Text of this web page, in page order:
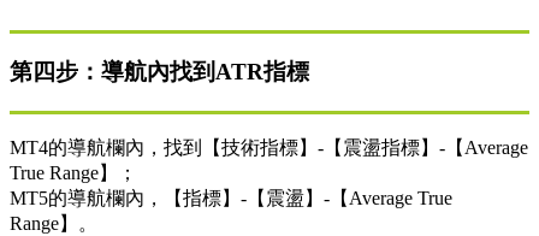
第四步：導航內找到ATR指標
MT4的導航欄內，找到【技術指標】-【震盪指標】-【Average
True Range】；
MT5的導航欄內，【指標】-【震盪】-【Average True
Range】。